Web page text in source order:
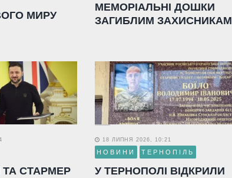
МИРУ
МЕМОРІАЛЬНІ ДОШКИ
ЗАГИБЛИМ ЗАХИСНИКАМ
СТАРМЕР
18 ЛИПНЯ 2026, 10:21
НОВИНИ ТЕРНОПІЛЬ
У ТЕРНОПОЛІ ВІДКРИЛИ